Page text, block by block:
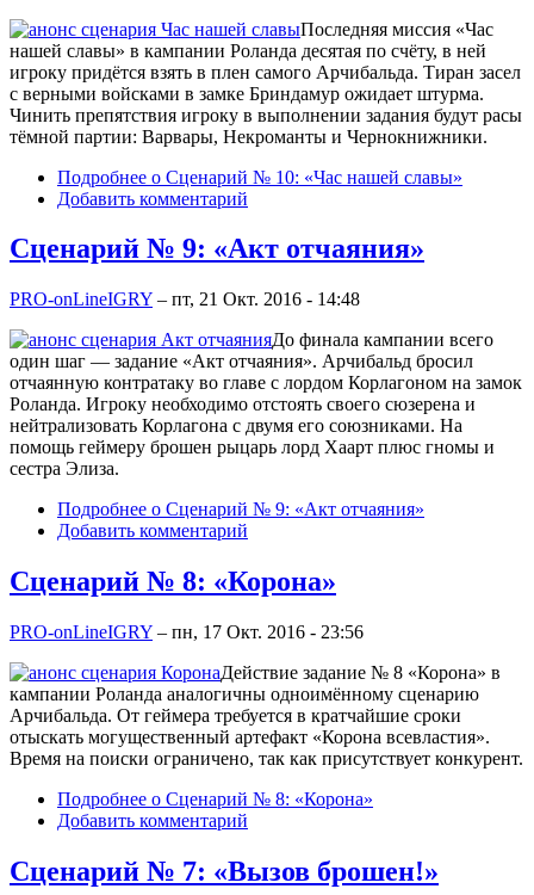
Последняя миссия «Час
нашей славы» в кампании Роланда десятая по счёту, в ней
игроку придётся взять в плен самого Арчибальда. Тиран засел
с верными войсками в замке Бриндамур ожидает штурма.
Чинить препятствия игроку в выполнении задания будут расы
тёмной партии: Варвары, Некроманты и Чернокнижники.
Подробнее о Сценарий № 10: «Час нашей славы»
Добавить комментарий
Сценарий № 9: «Акт отчаяния»
PRO-onLineIGRY – пт, 21 Окт. 2016 - 14:48
До финала кампании всего
один шаг — задание «Акт отчаяния». Арчибальд бросил
отчаянную контратаку во главе с лордом Корлагоном на замок
Роланда. Игроку необходимо отстоять своего сюзерена и
нейтрализовать Корлагона с двумя его союзниками. На
помощь геймеру брошен рыцарь лорд Хаарт плюс гномы и
сестра Элиза.
Подробнее о Сценарий № 9: «Акт отчаяния»
Добавить комментарий
Сценарий № 8: «Корона»
PRO-onLineIGRY – пн, 17 Окт. 2016 - 23:56
Действие задание № 8 «Корона» в
кампании Роланда аналогичны одноимённому сценарию
Арчибальда. От геймера требуется в кратчайшие сроки
отыскать могущественный артефакт «Корона всевластия».
Время на поиски ограничено, так как присутствует конкурент.
Подробнее о Сценарий № 8: «Корона»
Добавить комментарий
Сценарий № 7: «Вызов брошен!»